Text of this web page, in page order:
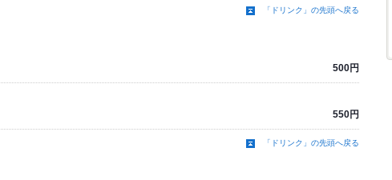
「ドリンク」の先頭へ戻る
500円
550円
「ドリンク」の先頭へ戻る